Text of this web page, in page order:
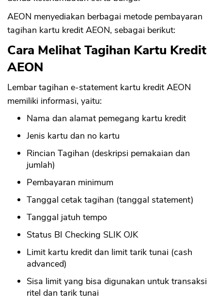
AEON menyediakan berbagai metode pembayaran
tagihan kartu kredit AEON, sebagai berikut:
Cara Melihat Tagihan Kartu Kredit
AEON
Lembar tagihan e-statement kartu kredit AEON
memiliki informasi, yaitu:
Nama dan alamat pemegang kartu kredit
Jenis kartu dan no kartu
Rincian Tagihan (deskripsi pemakaian dan
jumlah)
Pembayaran minimum
Tanggal cetak tagihan (tanggal statement)
Tanggal jatuh tempo
Status BI Checking SLIK OJK
Limit kartu kredit dan limit tarik tunai (cash
advanced)
Sisa limit yang bisa digunakan untuk transaksi
ritel dan tarik tunai